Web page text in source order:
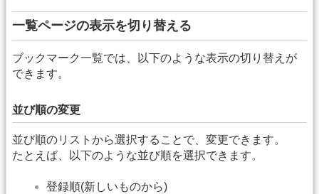
一覧ページの表示を切り替える
ブックマーク一覧では、以下のような表示の切り替えが
できます。
並び順の変更
並び順のリストから選択することで、変更できます。
たとえば、以下のような並び順を選択できます。
登録順(新しいものから)